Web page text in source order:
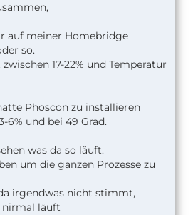
auf meiner Homebridge
so.
17-22% und Temperatur
Phoscon zu installieren
6% und bei 49 Grad.
was da so läuft.
um die ganzen Prozesse zu
irgendwas nicht stimmt,
nirmal läuft